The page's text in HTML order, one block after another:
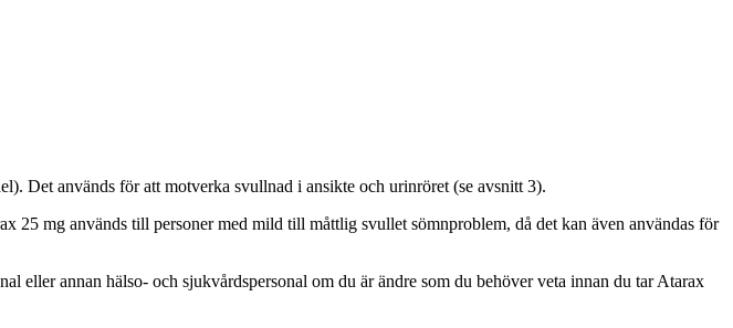
Det används för att motverka svullnad i ansikte och urinröret (se avsnitt 3).
25 mg används till personer med mild till måttlig svullet sömnproblem, då det kan även användas för
eller annan hälso- och sjukvårdspersonal om du ärändre som du behöver veta innan du tar Atarax